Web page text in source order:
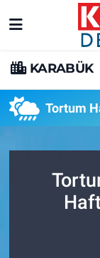
KARABÜK
Tortum
Karabük
Karabük
Tüm
Son